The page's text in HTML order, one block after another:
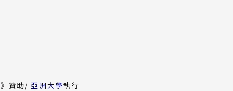
(外
》贊助/ 亞洲大學(外
執行